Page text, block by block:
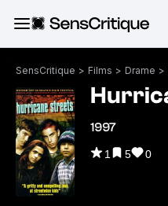
SensCritique > Films > Drame >
1997
1 5 0